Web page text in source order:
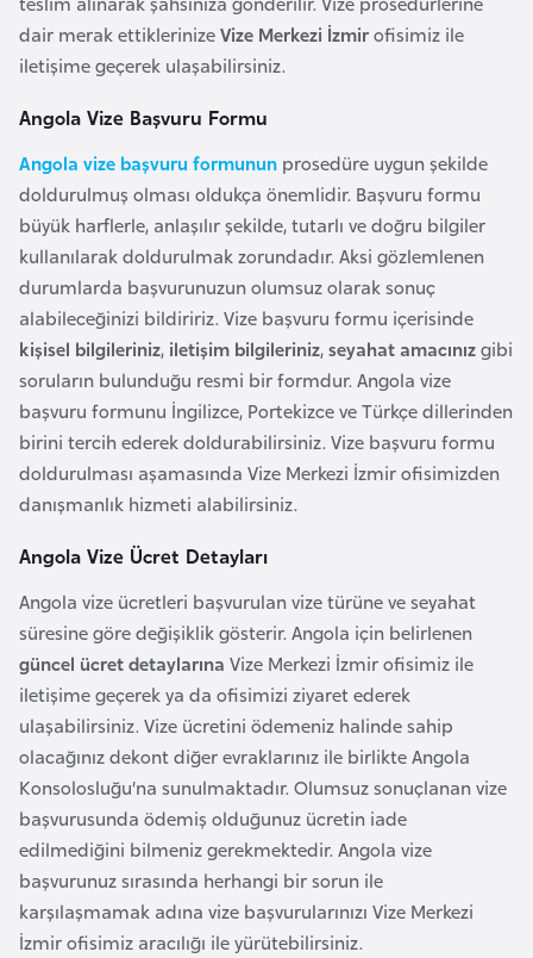
dair merak ettiklerinizeVize Merkezi İzmirofisimiz ile
iletişime geçerek ulaşabilirsiniz.
Angola Vize Başvuru Formu
Angola vize başvuru formunun prosedüre uygun şekilde
doldurulmuş olması oldukça önemlidir. Başvuru formu
büyük harflerle, anlaşılır şekilde, tutarlı ve doğru bilgiler
kullanılarak doldurulmak zorundadır. Aksi gözlemlenen
durumlarda başvurunuzun olumsuz olarak sonuç
alabileceğinizi bildiririz. Vize başvuru formu içerisinde
kişisel bilgileriniz, iletişim bilgileriniz,seyahat amacınızgibi
soruların bulunduğu resmi bir formdur. Angola vize
başvuru formunu İngilizce, Portekizce ve Türkçe dillerinden
birini tercih ederek doldurabilirsiniz. Vize başvuru formu
doldurulması aşamasında Vize Merkezi İzmir ofisimizden
danışmanlık hizmeti alabilirsiniz.
Angola Vize Ücret Detayları
Angola vize ücretleri başvurulan vize türüne ve seyahat
süresine göre değişiklik gösterir. Angola için belirlenen
güncel ücret detaylarına Vize Merkezi İzmir ofisimiz ile
iletişime geçerek ya da ofisimizi ziyaret ederek
ulaşabilirsiniz. Vize ücretini ödemeniz halinde sahip
olacağınız dekont diğer evraklarınız ile birlikte Angola
Konsolosluğu’na sunulmaktadır. Olumsuz sonuçlanan vize
başvurusunda ödemiş olduğunuz ücretin iade
edilmediğini bilmeniz gerekmektedir. Angola vize
başvurunuz sırasında herhangi bir sorun ile
karşılaşmamak adına vize başvurularınızı Vize Merkezi
İzmir ofisimiz aracılığı ile yürütebilirsiniz.
F
a
s
o
Ç
d
Ç
e
k
C
u
m
h
r
i
y
e
t
i
C
e
z
a
y
i